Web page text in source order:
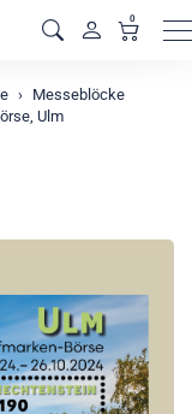
0
Messeblöcke
Ulm